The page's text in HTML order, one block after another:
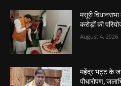
मसूरी
करोड़ों की
August 4, 2026
महेंद्र भट्ट के
पौधारोपण,